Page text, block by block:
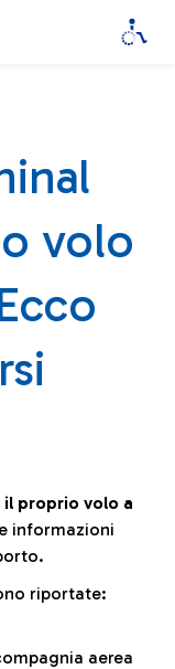
volo
proprio volo a
informazioni
riportate:
aerea